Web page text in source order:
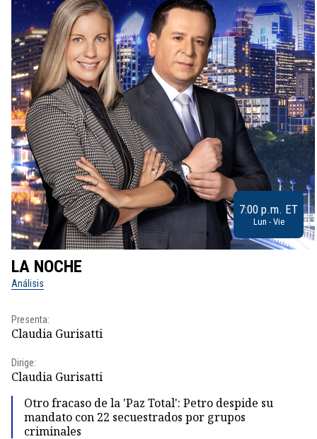
7:00 p.m. ET
Lun - Vie
LA NOCHE
Análisis
Presenta:
Claudia Gurisatti
Dirige:
Claudia Gurisatti
Otro fracaso de la 'Paz Total': Petro despide su
mandato con 22 secuestrados por grupos
criminales